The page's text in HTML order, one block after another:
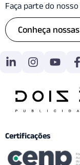
Faça parte do
Conheça
Certificações